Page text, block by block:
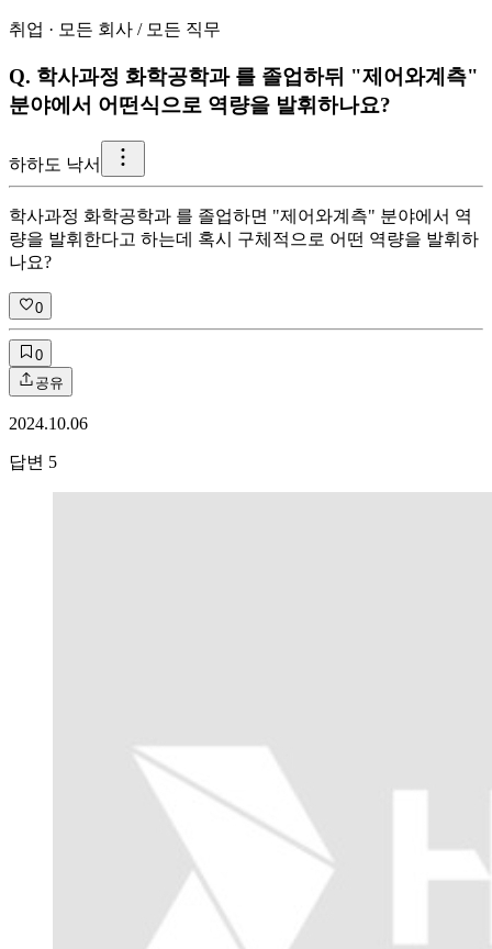
취업 · 모든 회사 / 모든 직무
Q. 학사과정 화학공학과 를 졸업하뒤 "제어와계측"
분야에서 어떤식으로 역량을 발휘하나요?
하하도 낙서
학사과정 화학공학과 를 졸업하면 "제어와계측" 분야에서 역
량을 발휘한다고 하는데 혹시 구체적으로 어떤 역량을 발휘하
나요?
0
0
공유
2024.10.06
답변 5